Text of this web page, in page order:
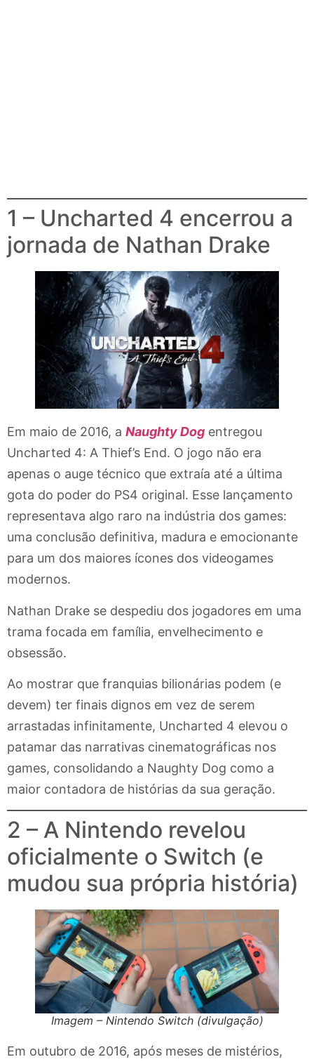
1 – Uncharted 4 encerrou a
jornada de Nathan Drake
Em maio de 2016, a Naughty Dog entregou
Uncharted 4: A Thief’s End. O jogo não era
apenas o auge técnico que extraía até a última
gota do poder do PS4 original. Esse lançamento
representava algo raro na indústria dos games:
uma conclusão definitiva, madura e emocionante
para um dos maiores ícones dos videogames
modernos.
Nathan Drake se despediu dos jogadores em uma
trama focada em família, envelhecimento e
obsessão.
Ao mostrar que franquias bilionárias podem (e
devem) ter finais dignos em vez de serem
arrastadas infinitamente, Uncharted 4 elevou o
patamar das narrativas cinematográficas nos
games, consolidando a Naughty Dog como a
maior contadora de histórias da sua geração.
2 – A Nintendo revelou
oficialmente o Switch (e
mudou sua própria história)
Imagem – Nintendo Switch (divulgação)
Em outubro de 2016, após meses de mistérios,